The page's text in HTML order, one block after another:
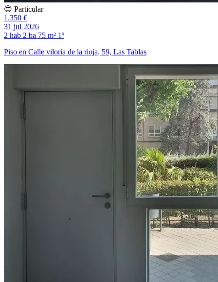
😍 Particular
1.350 €
31 jul 2026
2 hab 2 ba 75 m² 1º
Piso en Calle viloria de la rioja, 59, Las Tablas